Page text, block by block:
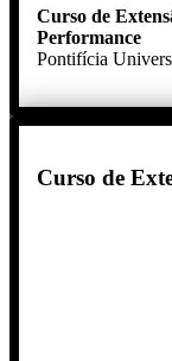
Curso de
Performance
Pontifícia
Curso de